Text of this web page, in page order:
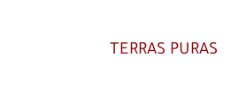
TERRAS PURAS